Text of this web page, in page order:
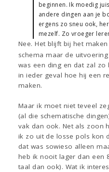
beginnen. Ik moedig
andere dingen aan je
ergens zo sneu ook,
mezelf. Zo vroeger
Nee. Het blijft bij het
schema maar de
was een ding en dat zal zo
in ieder geval hoe hij een
maken.
Maar ik moet niet teveel
(al die schematische
vak dan ook. Net als zoon
ik zo uit de losse pols kon
dat was sowieso alleen
heb ik nooit lager dan een
taal dan ook). Wat ik